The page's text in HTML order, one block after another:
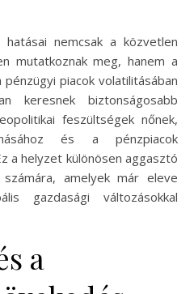
nemcsak a közvetlen
mutatkoznak meg, hanem a
piacok volatilitásában
keresnek biztonságosabb
feszültségek nőnek,
és a pénzpiacok
a helyzet különösen aggasztó
amelyek már eleve
gazdasági változásokkal
a